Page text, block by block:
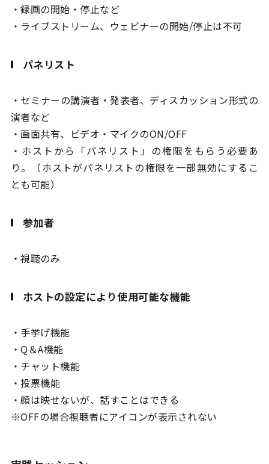
・録画の開始・停止など
・ライブストリーム、ウェビナーの開始/停止は不可
パネリスト
・セミナーの講演者・発表者、ディスカッション形式の
演者など
・画面共有、ビデオ・マイクのON/OFF
・ホストから「パネリスト」の権限をもらう必要あ
り。（ホストがパネリストの権限を一部無効にするこ
とも可能）
参加者
・視聴のみ
ホストの設定により使用可能な機能
・手挙げ機能
・Q＆A機能
・チャット機能
・投票機能
・顔は映せないが、話すことはできる
※OFFの場合視聴者にアイコンが表示されない